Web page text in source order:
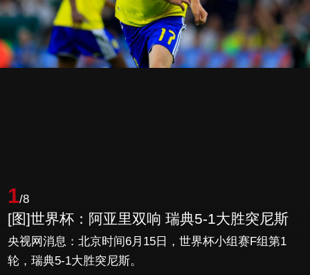
1/8
[图]世界杯：阿亚里双响 瑞典5-1大胜突尼斯
央视网消息：北京时间6月15日，世界杯小组赛F组第1
轮，瑞典5-1大胜突尼斯。